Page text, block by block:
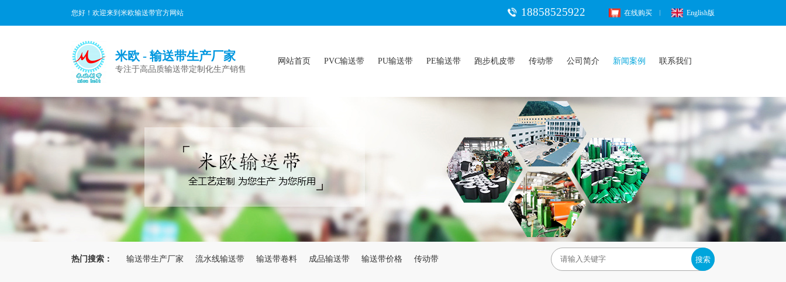
您好！欢迎来到米欧输送带官方网站 18858525922 在线购买 English版
米欧 - 输送带生产厂家
专注于高品质输送带定制化生产销售
网站首页 PVC输送带 PU输送带 PE输送带 跑步机皮带 传动带 公司简介 新闻案例 联系我们
热门搜索： 输送带生产厂家 流水线输送带 输送带卷料 成品输送带 输送带价格 传动带 搜索